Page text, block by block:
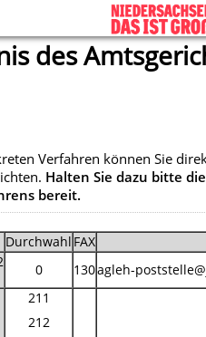
des
Verfahren können Sie
Halten Sie dazu bitte die
bereit.
Durchwahl FAX
0 130agleh-
211
212